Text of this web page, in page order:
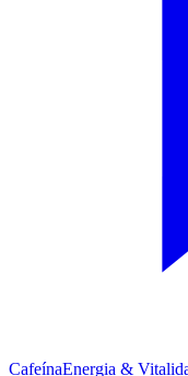
CafeínaEnergia &